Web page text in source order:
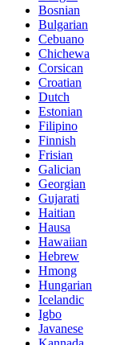
Bosnian
Bulgarian
Cebuano
Chichewa
Corsican
Croatian
Dutch
Estonian
Filipino
Finnish
Frisian
Galician
Georgian
Gujarati
Haitian
Hausa
Hawaiian
Hebrew
Hmong
Hungarian
Icelandic
Igbo
Javanese